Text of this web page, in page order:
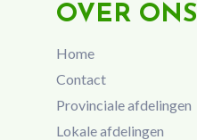
OVER ONS
Home
Contact
Provinciale afdelingen
Lokale afdelingen